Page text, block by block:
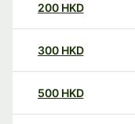
200 HKD
300 HKD
500 HKD